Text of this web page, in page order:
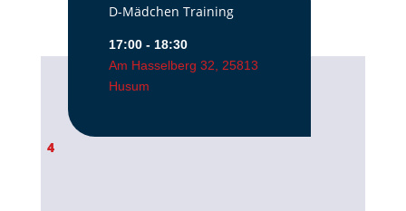
D-Mädchen Training
17:00 - 18:30
Am Hasselberg 32, 25813
Husum
4